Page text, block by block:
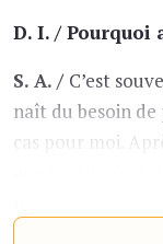
D. I. / Pourquoi
S. A. / C’est
naît du besoin
cas pour moi.